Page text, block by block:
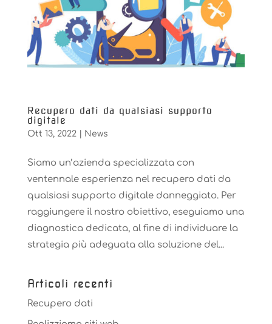
Recupero dati da qualsiasi supporto
digitale
Ott 13, 2022| News
Siamo un’azienda specializzata con
ventennale esperienza nel recupero dati da
qualsiasi supporto digitale danneggiato. Per
raggiungere il nostro obiettivo, eseguiamo una
diagnostica dedicata, al fine di individuare la
strategia più adeguata alla soluzione del...
Articoli recenti
Recupero dati